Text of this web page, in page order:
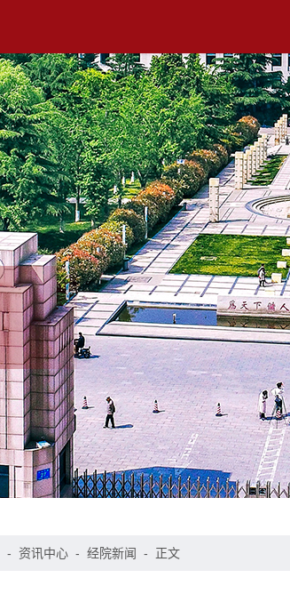
- 资讯中心 - 经院新闻 - 正文